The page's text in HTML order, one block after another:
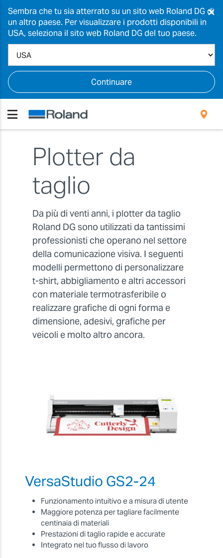
Sembra che tu sia atterrato su un sito web Roland DG di
un altro paese. Per visualizzare i prodotti disponibili in
USA, seleziona il sito web Roland DG del tuo paese.
Continuare
×
Plotter da
taglio
Da più di venti anni, i plotter da taglio
Roland DG sono utilizzati da tantissimi
professionisti che operano nel settore
della comunicazione visiva. I seguenti
modelli permettono di personalizzare
t-shirt, abbigliamento e altri accessori
con materiale termotrasferibile o
realizzare grafiche di ogni forma e
dimensione, adesivi, grafiche per
veicoli e molto altro ancora.
VersaStudio GS2-24
Funzionamento intuitivo e a misura di utente
Maggiore potenza per tagliare facilmente
centinaia di materiali
Prestazioni di taglio rapide e accurate
Integrato nel tuo flusso di lavoro